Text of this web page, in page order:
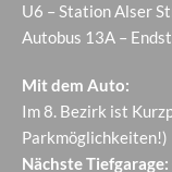
U6 – Station Alser
Autobus 13A –
Mit dem Auto:
Im 8. Bezirk ist
Parkmöglichkeiten!)
Nächste Tiefgarage: